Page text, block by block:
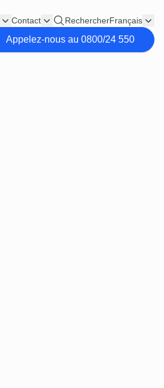
Contact RechercherFrançais
Appelez-nous au 0800/24 550